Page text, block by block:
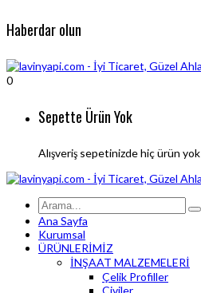
Haberdar olun
0
Sepette Ürün Yok
Alışveriş sepetinizde hiç ürün yok
Ana Sayfa
Kurumsal
ÜRÜNLERİMİZ
İNŞAAT MALZEMELERİ
Çelik Profiller
Çiviler